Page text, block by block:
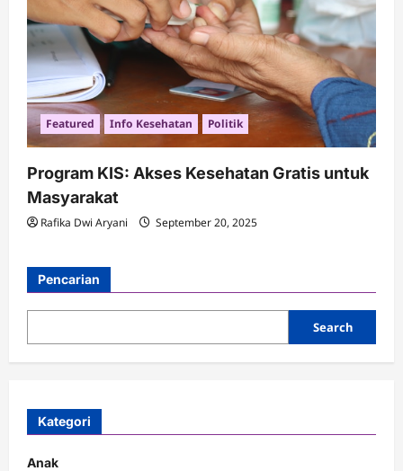
Featured Info Kesehatan Politik
Program KIS: Akses Kesehatan Gratis untuk
Masyarakat
Rafika Dwi Aryani September 20, 2025
Pencarian
Search
Kategori
Anak